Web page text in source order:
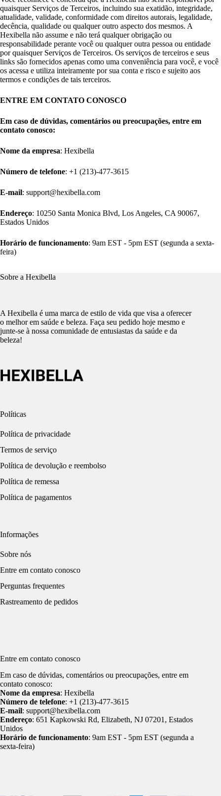
quaisquer Serviços de Terceiros, incluindo sua exatidão, integridade,
atualidade, validade, conformidade com direitos autorais, legalidade,
decência, qualidade ou qualquer outro aspecto dos mesmos. A
Hexibella não assume e não terá qualquer obrigação ou
responsabilidade perante você ou qualquer outra pessoa ou entidade
por quaisquer Serviços de Terceiros. Os serviços de terceiros e seus
links são fornecidos apenas como uma conveniência para você, e você
os acessa e utiliza inteiramente por sua conta e risco e sujeito aos
termos e condições de tais terceiros.
ENTRE EM CONTATO CONOSCO
Em caso de dúvidas, comentários ou preocupações, entre em
contato conosco:
Nome da empresa: Hexibella
Número de telefone: +1 (213)-477-3615
E-mail: support@hexibella.com
Endereço: 10250 Santa Monica Blvd, Los Angeles, CA 90067,
Estados Unidos
Horário de funcionamento: 9am EST - 5pm EST (segunda a sexta-
feira)
Sobre a Hexibella
A Hexibella é uma marca de estilo de vida que visa a oferecer
o melhor em saúde e beleza. Faça seu pedido hoje mesmo e
junte-se à nossa comunidade de entusiastas da saúde e da
beleza!
Políticas
Política de privacidade
Termos de serviço
Política de devolução e reembolso
Política de remessa
Política de pagamentos
Informações
Sobre nós
Entre em contato conosco
Perguntas frequentes
Rastreamento de pedidos
Entre em contato conosco
Em caso de dúvidas, comentários ou preocupações, entre em
contato conosco:
Nome da empresa: Hexibella
Número de telefone: +1 (213)-477-3615
E-mail: support@hexibella.com
Endereço: 651 Kapkowski Rd, Elizabeth, NJ 07201, Estados
Unidos
Horário de funcionamento: 9am EST - 5pm EST (segunda a
sexta-feira)